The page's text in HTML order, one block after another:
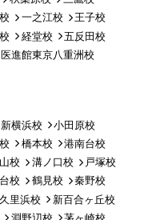
一之江校
王子校
経堂校
五反田校
医進館東京八重洲校
新横浜校
小田原校
橋本校
港南台校
校 溝ノ口校
戸塚校
校 鶴見校
秦野校
里浜校
新百合ヶ丘校